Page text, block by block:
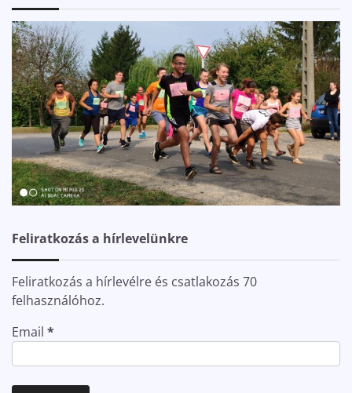
Feliratkozás a hírlevelünkre
Feliratkozás a hírlevélre és csatlakozás 70
felhasználóhoz.
Email *